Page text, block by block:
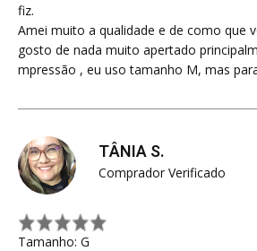
fiz.
Amei muito a qualidade e de como que
gosto de nada muito apertado
mpressão , eu uso tamanho M, mas
TÂNIA S.
Comprador Verificado
Tamanho: G